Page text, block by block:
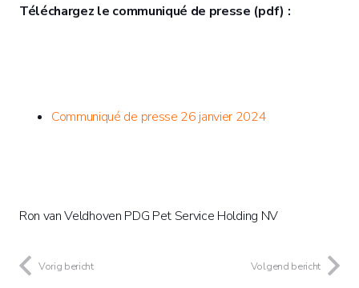
Téléchargez le communiqué de presse (pdf) :
Communiqué de presse 26 janvier 2024
Ron van Veldhoven PDG Pet Service Holding NV
Vorig bericht Volgend bericht